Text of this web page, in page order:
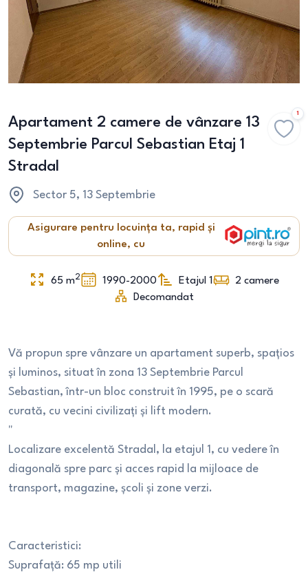
Apartament 2 camere de vânzare 13
Septembrie Parcul Sebastian Etaj 1
Stradal
1
Sector 5, 13 Septembrie
Asigurare pentru locuința ta, rapid și
online, cu
65 m2 1990-2000 Etajul 1 2 camere
Decomandat
Vă propun spre vânzare un apartament superb, spațios
și luminos, situat în zona 13 Septembrie Parcul
Sebastian, într-un bloc construit în 1995, pe o scară
curată, cu vecini civilizați și lift modern.
"
Localizare excelentă Stradal, la etajul 1, cu vedere în
diagonală spre parc și acces rapid la mijloace de
transport, magazine, școli și zone verzi.
Caracteristici:
Suprafață: 65 mp utili